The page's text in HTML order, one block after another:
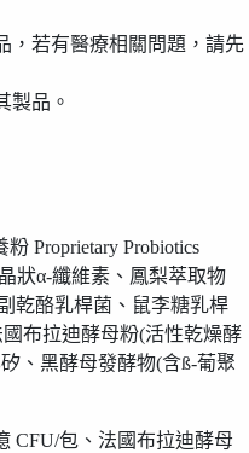
，若有醫療相關問題，請先
製品。
Proprietary Probiotics
狀α-纖維素、鳳梨萃取物
乾酪乳桿菌、鼠李糖乳桿
布拉迪酵母粉(活性乾燥酵
矽、黑酵母發酵物(含ß-葡聚
CFU/包、法國布拉迪酵母